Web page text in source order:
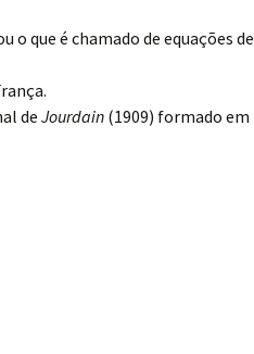
o que é chamado de equações de
de Jourdain (1909) formado em